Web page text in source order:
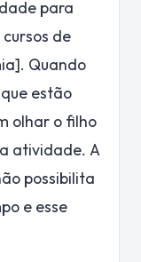
para
de
Quando
estão
olhar o filho
atividade. A
possibilita
e esse